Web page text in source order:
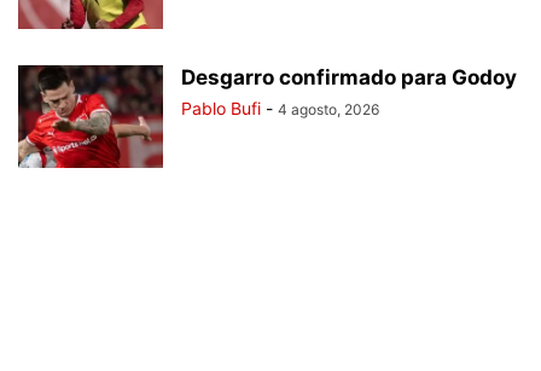
Desgarro confirmado para Godoy
Pablo Bufi - 4 agosto, 2026